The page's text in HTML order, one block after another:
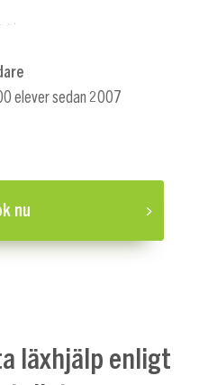
elever sedan 2007
nu
läxhjälp enligt